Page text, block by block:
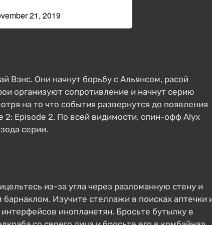
21, 2019
Вэнс. Они начнут борьбу с Альянсом, расой
организуют сопротивление и начнут серию
на то что события развернутся до появления
Episode 2. По всей видимости, спин-офф Alyx
серии.
из-за угла через разломанную стену и
Изучите стеллажи в поисках аптечки
инопланетян. Бросьте бутылку в